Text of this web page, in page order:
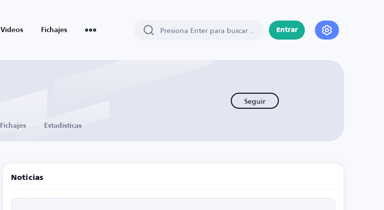
Vídeos Fichajes Entrar
Seguir
Fichajes Estadísticas
Noticias